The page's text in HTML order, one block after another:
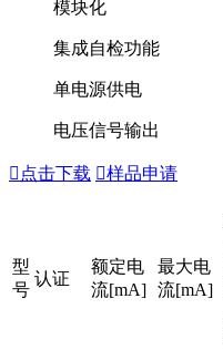
模块化
集成自检功能
单电源供电
电压信号输出
 点击下载 样品申请
型
号
认证
额定电
流[mA]
最大电
流[mA]